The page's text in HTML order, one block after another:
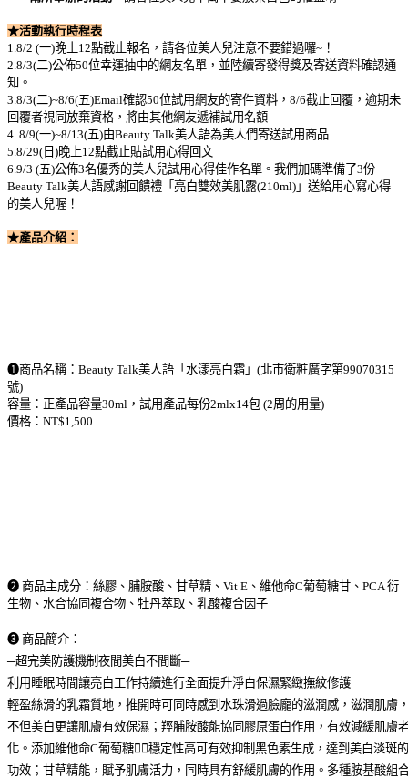
★活動執行時程表
1.8/2 (一)晚上12點截止報名，請各位美人兒注意不要錯過囉~ ！
2.8/3(二)公佈50位幸運抽中的網友名單，並陸續寄發得獎及寄送資料確認通
知。
3.8/3(二)~8/6(五)Email確認50位試用網友的寄件資料， 8/6截止回覆，逾期未
回覆者視同放棄資格，將由其他網友遞補試用名額
4. 8/9(一)~8/13(五)由Beauty Talk美人語為美人們寄送試用商品
5.8/29( 日 )晚上12點截止貼試用心得回文
6.9/3 (五)公佈3名優秀的美人兒試用心得佳作名單。我們加碼準備了3份
Beauty Talk美人語感謝回饋禮 「亮白雙效美肌露(210ml)」 送給用心寫心得
的美人兒喔！
★產品介紹：
➊商品名稱： Beauty Talk美人語「水漾亮白霜」 (北市衛粧廣字第99070315
號)
容量：正產品容量30ml ，試用產品每份2mlx14包 (2周的用量)
價格： NT$1,500
➋ 商品主成分 ：絲膠、脯胺酸、甘草精、 Vit E 、維他命C葡萄糖甘、 PCA 衍
生物、水合協同複合物、牡丹萃取、乳酸複合因子
➌ 商品簡介 ：
─超完美防護機制 夜間美白不間斷─
利用睡眠時間讓亮白工作持續進行全面提升淨白保濕緊緻撫紋修護
輕盈絲滑的乳霜質地，推開時可同時感到水珠滑過臉龐的滋潤感，滋潤肌膚
不但美白更讓肌膚有效保濕；羥脯胺酸能協同膠原蛋白作用，有效減緩肌膚
化。添加維他命C葡萄糖，穩定性高可有效抑制黑色素生成，達到美白淡斑的
功效；甘草精能，賦予肌膚活力，同時具有舒緩肌膚的作用。多種胺基酸組